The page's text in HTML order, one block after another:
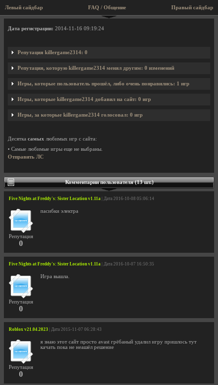
Левый сайдбар Правый сайдбар
FAQ / Общение
Профиль пользователя killergame2314
Дата регистрации: 2014-11-16 09:19:24
Репутация killergame2314: 0
Репутация, которую killergame2314 менял другим: 0 изменений
Игры, которые пользователь прошёл, либо очень понравились: 1 игр
Игры, которые killergame2314 добавил на сайт: 0 игр
Игры, за которые killergame2314 голосовал: 0 игр
Десятка самых любимых игр с сайта:
• Самые любимые игры еще не выбраны.
Отправить ЛС
Комментарии пользователя (13 шт.)
Five Nights at Freddy's: Sister Location v1.11a | Дата 2016-10-08 05:06:14
Репутация
0
пасибки электра
Five Nights at Freddy's: Sister Location v1.11a | Дата 2016-10-07 16:50:35
Репутация
0
Игра вышла.
Roblox v21.04.2023 | Дата 2015-11-07 06:28:43
Репутация
0
я знаю этот сайт просто avast грёбаный удалил игру пришлось тут
качать пока не неашёл решение